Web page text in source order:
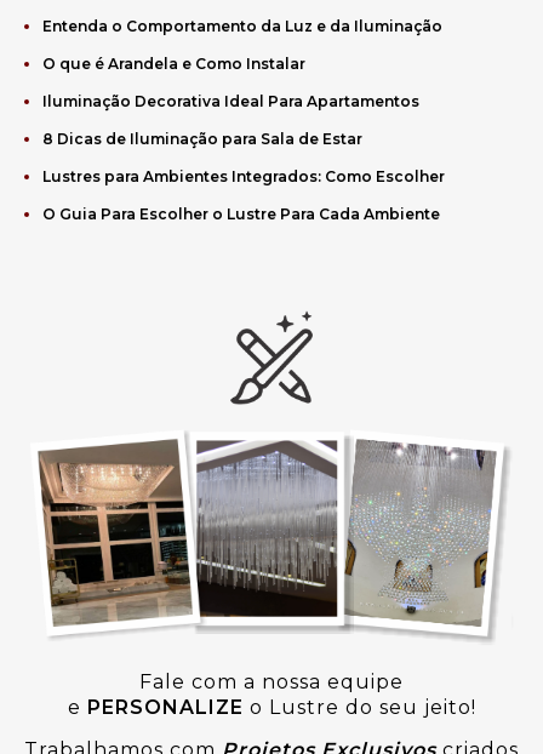
Entenda o Comportamento da Luz e da Iluminação
O que é Arandela e Como Instalar
Iluminação Decorativa Ideal Para Apartamentos
8 Dicas de Iluminação para Sala de Estar
Lustres para Ambientes Integrados: Como Escolher
O Guia Para Escolher o Lustre Para Cada Ambiente
Fale com a nossa equipe
e PERSONALIZE o Lustre do seu jeito!
Trabalhamos com Projetos Exclusivoscriados